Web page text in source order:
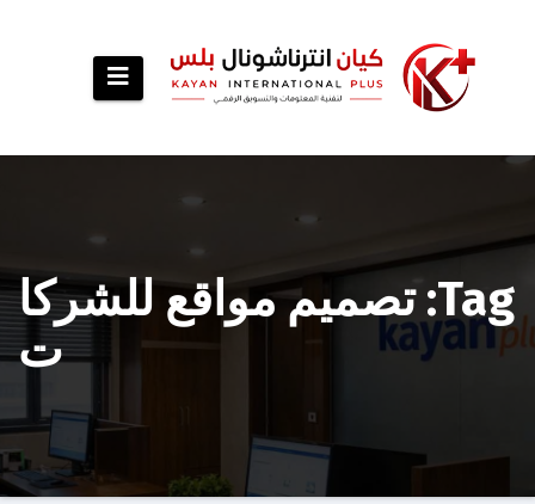
Tag: تصميم مواقع للشركا
ت